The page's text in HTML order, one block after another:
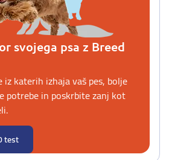
svojega psa z Breed
iz katerih izhaja vaš pes, bolje
potrebe in poskrbite zanj kot
test